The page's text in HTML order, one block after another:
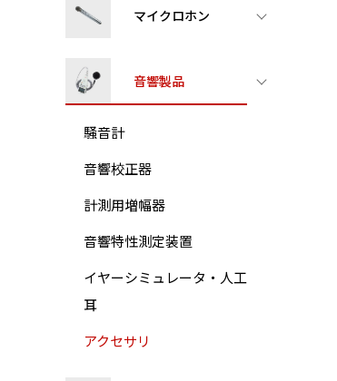
マイクロホン
音響製品
騒音計
音響校正器
計測用増幅器
音響特性測定装置
イヤーシミュレータ・人工
耳
アクセサリ